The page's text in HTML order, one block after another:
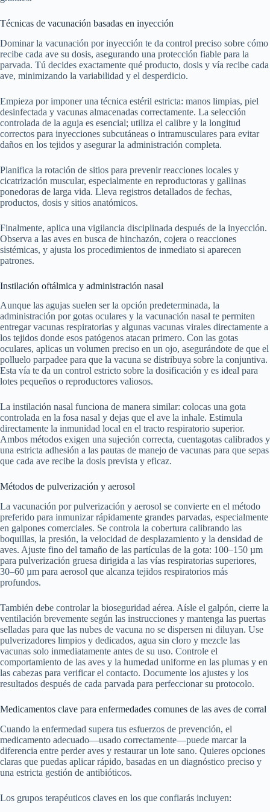
Técnicas de vacunación basadas en inyección
Dominar la vacunación por inyección te da control preciso sobre cómo
recibe cada ave su dosis, asegurando una protección fiable para la
parvada. Tú decides exactamente qué producto, dosis y vía recibe cada
ave, minimizando la variabilidad y el desperdicio.
Empieza por imponer una técnica estéril estricta: manos limpias, piel
desinfectada y vacunas almacenadas correctamente. La selección
controlada de la aguja es esencial; utiliza el calibre y la longitud
correctos para inyecciones subcutáneas o intramusculares para evitar
daños en los tejidos y asegurar la administración completa.
Planifica la rotación de sitios para prevenir reacciones locales y
cicatrización muscular, especialmente en reproductoras y gallinas
ponedoras de larga vida. Lleva registros detallados de fechas,
productos, dosis y sitios anatómicos.
Finalmente, aplica una vigilancia disciplinada después de la inyección.
Observa a las aves en busca de hinchazón, cojera o reacciones
sistémicas, y ajusta los procedimientos de inmediato si aparecen
patrones.
Instilación oftálmica y administración nasal
Aunque las agujas suelen ser la opción predeterminada, la
administración por gotas oculares y la vacunación nasal te permiten
entregar vacunas respiratorias y algunas vacunas virales directamente a
los tejidos donde esos patógenos atacan primero. Con las gotas
oculares, aplicas un volumen preciso en un ojo, asegurándote de que el
polluelo parpadee para que la vacuna se distribuya sobre la conjuntiva.
Esta vía te da un control estricto sobre la dosificación y es ideal para
lotes pequeños o reproductores valiosos.
La instilación nasal funciona de manera similar: colocas una gota
controlada en la fosa nasal y dejas que el ave la inhale. Estimula
directamente la inmunidad local en el tracto respiratorio superior.
Ambos métodos exigen una sujeción correcta, cuentagotas calibrados y
una estricta adhesión a las pautas de manejo de vacunas para que sepas
que cada ave recibe la dosis prevista y eficaz.
Métodos de pulverización y aerosol
La vacunación por pulverización y aerosol se convierte en el método
preferido para inmunizar rápidamente grandes parvadas, especialmente
en galpones comerciales. Se controla la cobertura calibrando las
boquillas, la presión, la velocidad de desplazamiento y la densidad de
aves. Ajuste fino del tamaño de las partículas de la gota: 100–150 µm
para pulverización gruesa dirigida a las vías respiratorias superiores,
30–60 µm para aerosol que alcanza tejidos respiratorios más
profundos.
También debe controlar la bioseguridad aérea. Aísle el galpón, cierre la
ventilación brevemente según las instrucciones y mantenga las puertas
selladas para que las nubes de vacuna no se dispersen ni diluyan. Use
pulverizadores limpios y dedicados, agua sin cloro y mezcle las
vacunas solo inmediatamente antes de su uso. Controle el
comportamiento de las aves y la humedad uniforme en las plumas y en
las cabezas para verificar el contacto. Documente los ajustes y los
resultados después de cada parvada para perfeccionar su protocolo.
Medicamentos clave para enfermedades comunes de las aves de corral
Cuando la enfermedad supera tus esfuerzos de prevención, el
medicamento adecuado—usado correctamente—puede marcar la
diferencia entre perder aves y restaurar un lote sano. Quieres opciones
claras que puedas aplicar rápido, basadas en un diagnóstico preciso y
una estricta gestión de antibióticos.
Los grupos terapéuticos claves en los que confiarás incluyen: